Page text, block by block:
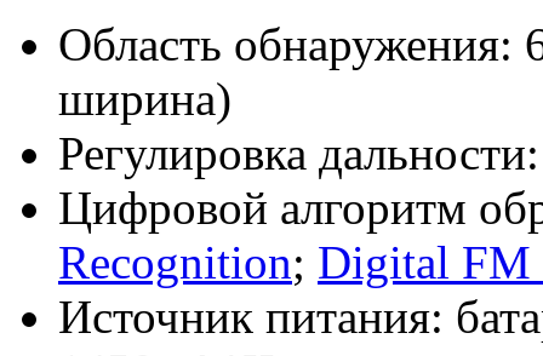
Область обнаружения:
ширина)
Регулировка
Цифровой алгоритм
Recognition; Digital FM
Источник питания: